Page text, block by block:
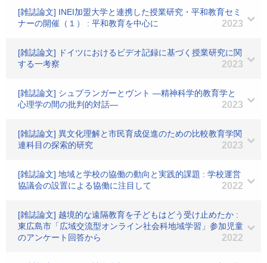
[雑誌論文] INEI加盟大学と連携した授業研究・平和教育セミ
ナーの開催（１） : 平和教育を中心に
2023
[雑誌論文] ドイツにおけるビデオ記録に基づく授業研究に関
する一考察
2023
[雑誌論文] シュプランガーとヴント ―精神科学的教育学と
心理学の間の批判的対話―
2023
[雑誌論文] 異文化理解と市民育成促進のための比較教育学関
連科目の探索的研究
2023
[雑誌論文] 地域と学校の協働の動向と実践的課題 : 学校運営
協議会の設置による協働に注目して
2022
[雑誌論文] 越境的な遠隔教育を子どもはどう受け止めたか :
東広島市「広域交流型オンライン社会科地域学習」参加児童
のアンケート回答から
2022